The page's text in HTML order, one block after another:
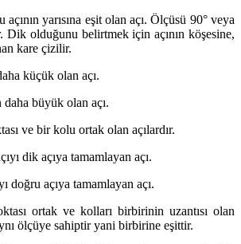
açının yarısına eşit olan açı. Ölçüsü 90° veya
Dik olduğunu belirtmek için açının köşesine,
kare çizilir.
küçük olan açı.
daha büyük olan açı.
ve bir kolu ortak olan açılardır.
dik açıya tamamlayan açı.
doğru açıya tamamlayan açı.
ortak ve kolları birbirinin uzantısı olan
ölçüye sahiptir yani birbirine eşittir.